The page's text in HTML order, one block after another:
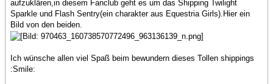
aufzuklären,in diesem Fanclub geht es um das Shipping Twilight
Sparkle und Flash Sentry(ein charakter aus Equestria Girls).Hier ein
Bild von den beiden.
Ich wünsche allen viel Spaß beim bewundern dieses Tollen shippings
:Smile: